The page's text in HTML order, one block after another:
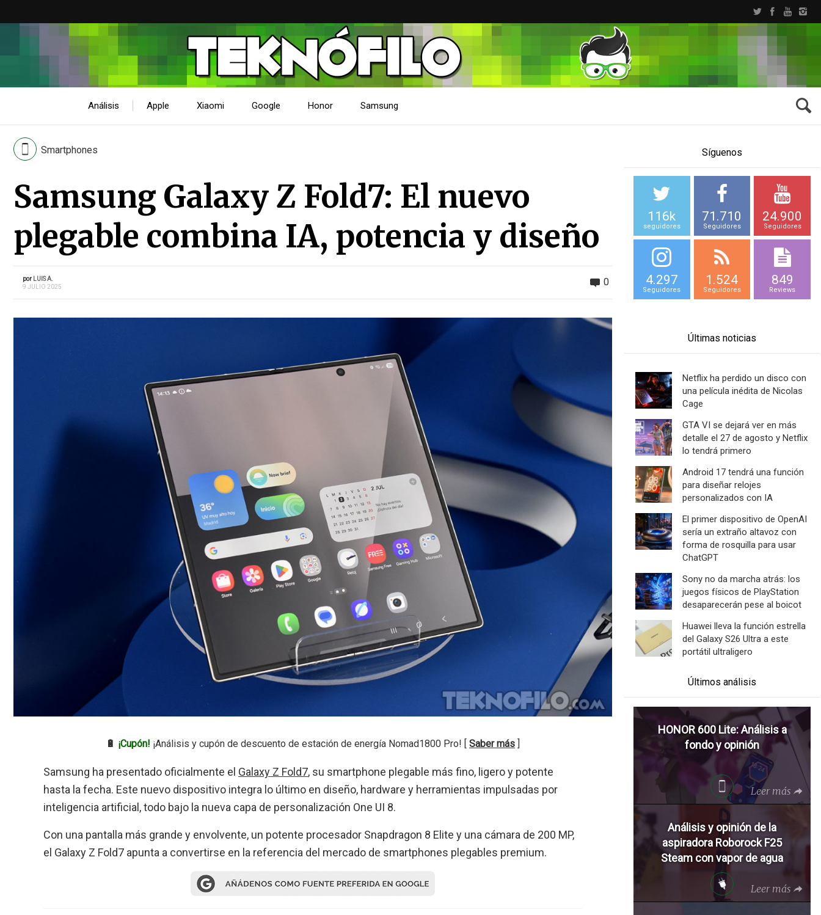
Análisis Apple Xiaomi Google Honor Samsung
Smartphones
Samsung Galaxy Z Fold7: El nuevo
plegable combina IA, potencia y diseño
por LUIS A.
9 JULIO 2025
0
🔋 ¡Cupón! ¡Análisis y cupón de descuento de estación de energía Nomad1800 Pro! [ Saber más
Samsung ha presentado oficialmente el Galaxy Z Fold7, su smartphone plegable más fino, ligero y potente
hasta la fecha. Este nuevo dispositivo integra lo último en diseño, hardware y herramientas impulsadas por
inteligencia artificial, todo bajo la nueva capa de personalización One UI 8.
Con una pantalla más grande y envolvente, un potente procesador Snapdragon 8 Elite y una cámara de 200 MP,
el Galaxy Z Fold7 apunta a convertirse en la referencia del mercado de smartphones plegables premium.
Síguenos
116k
seguidores
71.710
Seguidores
24.900
Seguidores
4.297
Seguidores
1.524
Seguidores
849
Reviews
Últimas noticias
Netflix ha perdido un disco con
una película inédita de Nicolas
Cage
GTA VI se dejará ver en más
detalle el 27 de agosto y Netflix
lo tendrá primero
Android 17 tendrá una función
para diseñar relojes
personalizados con IA
El primer dispositivo de OpenAI
sería un extraño altavoz con
forma de rosquilla para usar
ChatGPT
Sony no da marcha atrás: los
juegos físicos de PlayStation
desaparecerán pese al boicot
Huawei lleva la función estrella
del Galaxy S26 Ultra a este
portátil ultraligero
Últimos análisis
HONOR 600 Lite: Análisis a
fondo y opinión
Leer más
Análisis y opinión de la
aspiradora Roborock F25
Steam con vapor de agua
Leer más